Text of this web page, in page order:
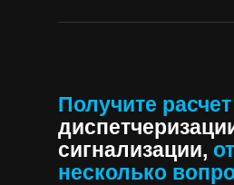
Получите
сигнализации,
несколько